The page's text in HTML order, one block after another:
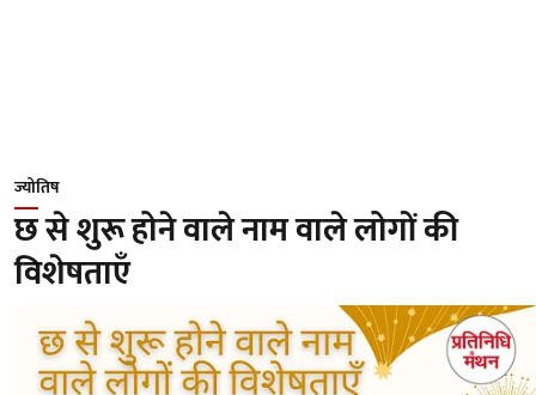
ज्योतिष
छ से शुरू होने वाले नाम वाले लोगों की
विशेषताएँ